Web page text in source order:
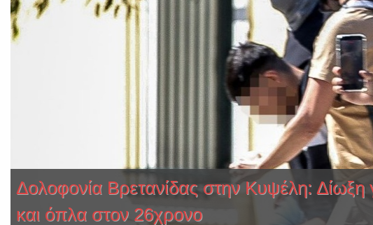
Δολοφονία Βρετανίδας στην Κυψέλη: Δίωξη
και όπλα στον 26χρονο